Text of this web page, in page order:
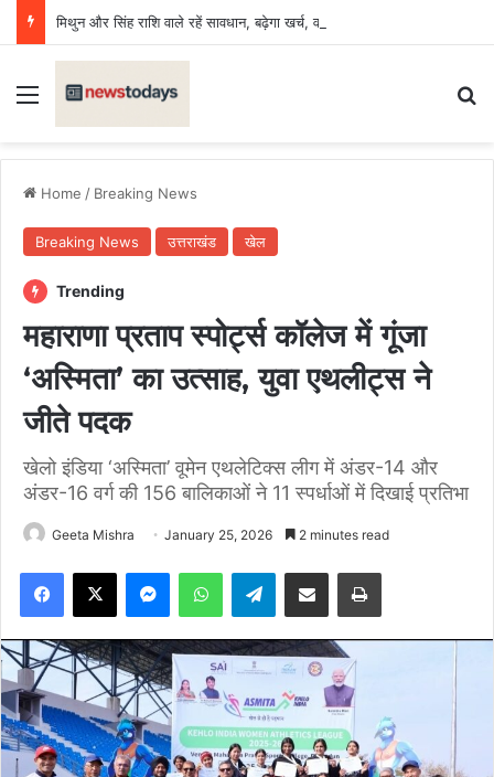
Menu
Home / Breaking News
Breaking News उत्तराखंड खेल
Trending
महाराणा प्रताप स्पोर्ट्स कॉलेज में गूंजा
‘अस्मिता’ का उत्साह, युवा एथलीट्स ने
जीते पदक
खेलो इंडिया ‘अस्मिता’ वूमेन एथलेटिक्स लीग में अंडर-14 और
अंडर-16 वर्ग की 156 बालिकाओं ने 11 स्पर्धाओं में दिखाई प्रतिभा
Geeta Mishra January 25, 2026 2 minutes read
Facebook
X MessengerWhatsAppTelegramShare via Email Print